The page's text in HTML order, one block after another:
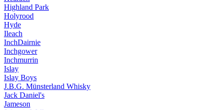
Highland Park
Holyrood
Hyde
Ileach
InchDairnie
Inchgower
Inchmurrin
Islay
Islay Boys
J.B.G. Münsterland Whisky
Jack Daniel's
Jameson